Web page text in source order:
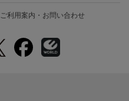
ご利用案内・お問い合わせ